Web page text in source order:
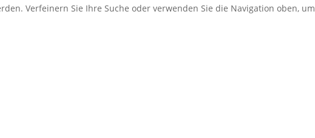
Verfeinern Sie Ihre Suche oder verwenden Sie die Navigation oben, um